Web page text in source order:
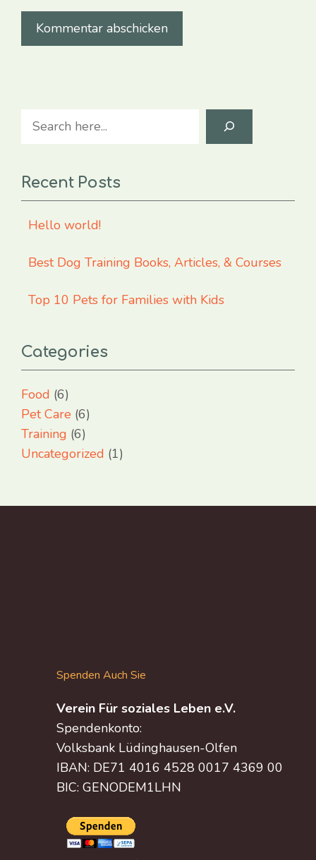
Search
Recent Posts
Hello world!
Best Dog Training Books, Articles, & Courses
Top 10 Pets for Families with Kids
Categories
Food (6)
Pet Care (6)
Training (6)
Uncategorized (1)
Spenden Auch Sie
Verein Für soziales Leben e.V.
Spendenkonto:
Volksbank Lüdinghausen-Olfen
IBAN: DE71 4016 4528 0017 4369 00
BIC: GENODEM1LHN